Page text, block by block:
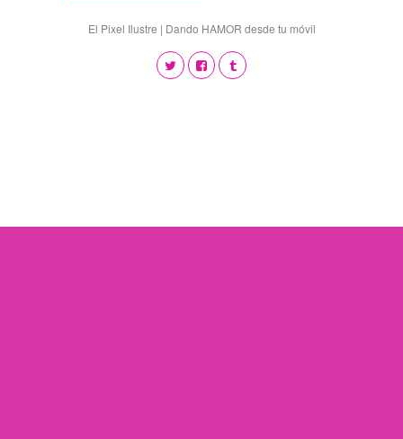
El Pixel Ilustre | Dando HAMOR desde tu móvil